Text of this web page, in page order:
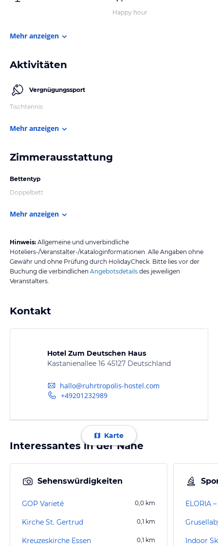
Happy hour
Mehr anzeigen
Aktivitäten
Vergnügungssport
Tischtennis
Mehr anzeigen
Zimmerausstattung
Bettentyp
Doppelbett
Mehr anzeigen
Hinweis: Allgemeine und unverbindliche
Hoteliers-/Veranstalter-/Kataloginformationen. Alle Angaben ohne
Gewähr und ohne Prüfung durch HolidayCheck. Bitte lies vor der
Buchung die verbindlichen Angebotsdetails des jeweiligen
Veranstalters.
Kontakt
Hotel Zum Deutschen Haus
Kastanienallee 16 45127 Deutschland
hallo@ruhrtropolis-hostel.com
+49201232989
Karte
Interessantes in der Nähe
Sehenswürdigkeiten
GOP Varieté 0,0 km
Kirche St. Gertrud 0,1 km
Kreuzeskirche Essen 0,1 km
ELORIA
Indoor